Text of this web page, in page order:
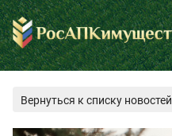
Вернуться к списку новостей